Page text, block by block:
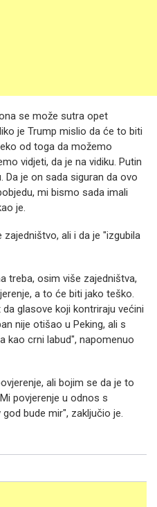
se može sutra opet
je Trump mislio da će to biti
od toga da možemo
vidjeti, da je na vidiku. Putin
je on sada siguran da ovo
mi bismo sada imali
je.
ali i da je "izgubila
treba, osim više zajedništva,
a to će biti jako teško.
glasove koji kontriraju većini
nije otišao u Peking, ali s
kao crni labud", napomenuo
ali bojim se da je to
povjerenje u odnos s
bude mir", zaključio je.